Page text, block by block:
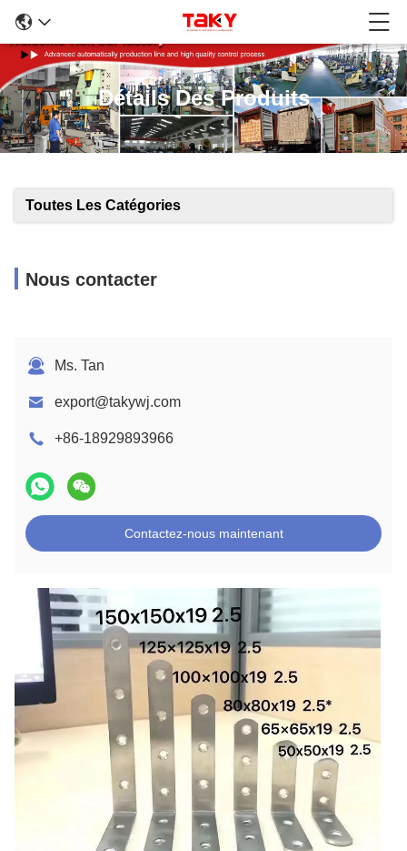
Détails Des Produits
Toutes Les Catégories
Nous contacter
Ms. Tan
export@takywj.com
+86-18929893966
Contactez-nous maintenant